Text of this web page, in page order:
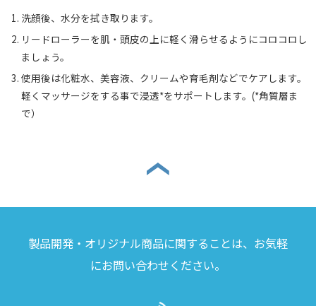
洗顔後、水分を拭き取ります。
リードローラーを肌・頭皮の上に軽く滑らせるようにコロコロし
ましょう。
使用後は化粧水、美容液、クリームや育毛剤などでケアします。
軽くマッサージをする事で浸透*をサポートします。(*角質層ま
で）
製品開発・オリジナル商品に関することは、お気軽
にお問い合わせください。